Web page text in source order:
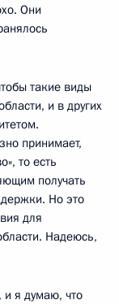
Они
такие виды
и в других
принимает,
то есть
получать
Но это
для
Надеюсь,
и я думаю, что